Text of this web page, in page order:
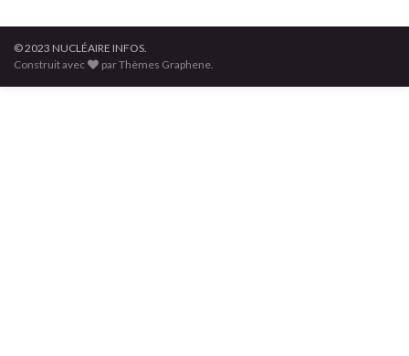
© 2023 NUCLÉAIRE INFOS.
Construit avec
par Thèmes Graphene.